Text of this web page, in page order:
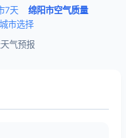
7天
绵阳市空气质量
城市选择
气预报